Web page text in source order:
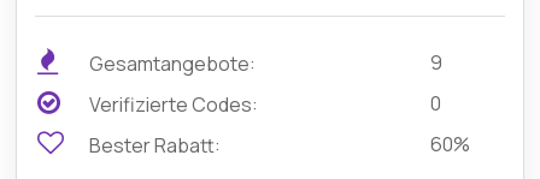
Gesamtangebote:
9
Verifizierte Codes:
0
Bester Rabatt:
60%